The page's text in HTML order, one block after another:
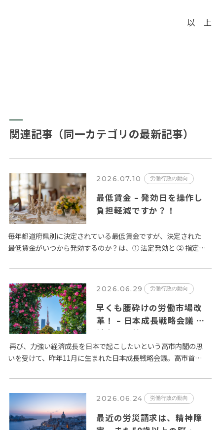
以 上
関連記事（同一カテゴリの最新記事）
2026.07.10 労働行政の動向
最低賃金 – 発効日を操作し
負担軽減ですか？！
毎年都道府県別に決定されている最低賃金ですが、決定された
最低賃金がいつから発効するのか？は、① 法定発効と ② 指定日
「公…
2026.06.29 労働行政の動向
早くも腰砕けの労働市場改
革！ – 日本成長戦略会議 労
働市場改革分科会とりまとめ
が６月２日に公表
再び、力強い経済成長を日本で起こしたいという高市内閣の思
いを受けて、昨年11月に生まれた日本成長戦略会議。高市首相
の改革が…
2026.06.24 労働行政の動向
最近の労災請求は、精神障